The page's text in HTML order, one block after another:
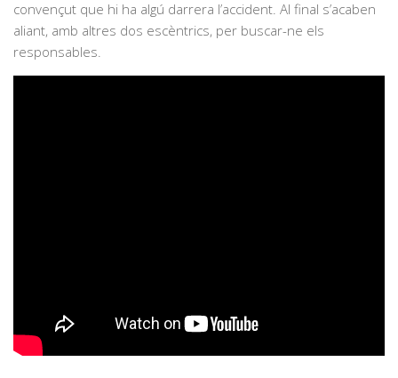
convençut que hi ha algú darrera l’accident. Al final s’acaben
aliant, amb altres dos escèntrics, per buscar-ne els
responsables.